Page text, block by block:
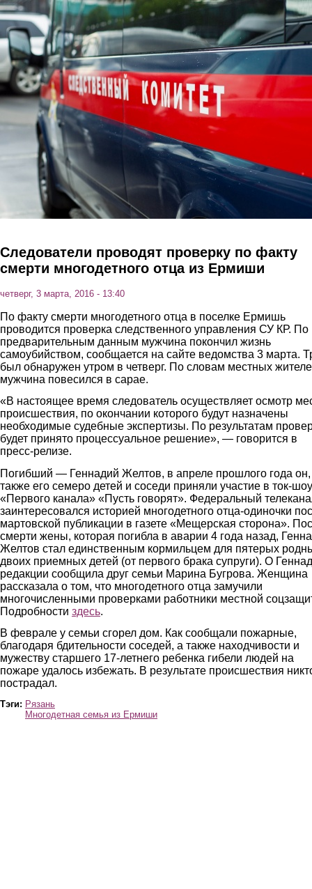
Перейти к основному содержанию
Следователи проводят проверку по факту
смерти многодетного отца из Ермиши
четверг, 3 марта, 2016 - 13:40
По факту смерти многодетного отца в поселке Ермишь
проводится проверка следственного управления СУ КР. По
предварительным данным мужчина покончил жизнь
самоубийством, сообщается на сайте ведомства 3 марта.
был обнаружен утром в четверг. По словам местных
мужчина повесился в сарае.
«В настоящее время следователь осуществляет осмотр
происшествия, по окончании которого будут назначены
необходимые судебные экспертизы. По результатам
будет принято процессуальное решение», — говорится в
пресс-релизе.
Погибший — Геннадий Желтов, в апреле прошлого года
также его семеро детей и соседи приняли участие в ток-шоу
«Первого канала» «Пусть говорят». Федеральный
заинтересовался историей многодетного отца-одиночки
мартовской публикации в газете «Мещерская сторона».
смерти жены, которая погибла в аварии 4 года назад,
Желтов стал единственным кормильцем для пятерых
двоих приемных детей (от первого брака супруги). О
редакции сообщила друг семьи Марина Бугрова. Женщина
рассказала о том, что многодетного отца замучили
многочисленными проверками работники местной
Подробности здесь.
В феврале у семьи сгорел дом. Как сообщали пожарные,
благодаря бдительности соседей, а также находчивости и
мужеству старшего 17-летнего ребенка гибели людей на
пожаре удалось избежать. В результате происшествия
пострадал.
Тэги: Рязань
Многодетная семья из Ермиши